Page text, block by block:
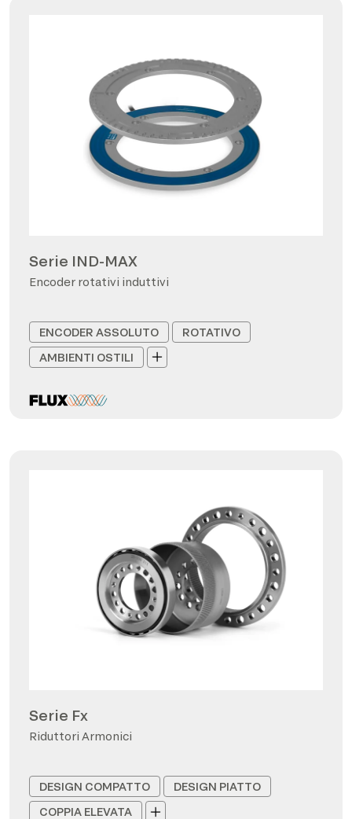
Serie IND-MAX
Encoder rotativi induttivi
ENCODER ASSOLUTO
ROTATIVO
AMBIENTI OSTILI
Serie Fx
Riduttori Armonici
DESIGN COMPATTO
DESIGN PIATTO
COPPIA ELEVATA